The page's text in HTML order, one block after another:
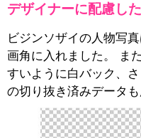
デザイナーに配慮し
ビジンソザイの人物写
画角に入れました。 ま
すいように白バック、
の切り抜き済みデータも